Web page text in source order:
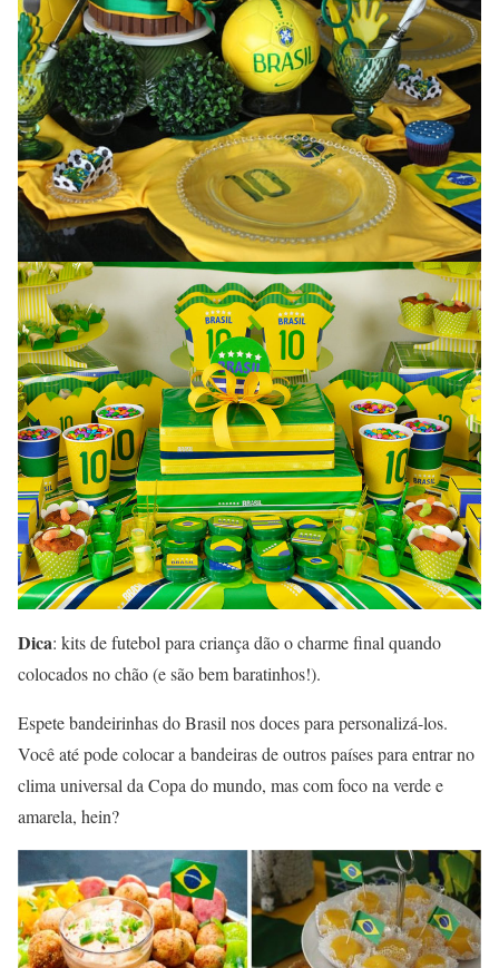
Dica: kits de futebol para criança dão o charme final quando
colocados no chão (e são bem baratinhos!).
Espete bandeirinhas do Brasil nos doces para personalizá-los.
Você até pode colocar a bandeiras de outros países para entrar no
clima universal da Copa do mundo, mas com foco na verde e
amarela, hein?